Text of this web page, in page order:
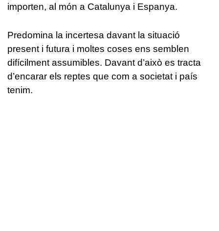
importen, al món a Catalunya i Espanya.
Predomina la incertesa davant la situació
present i futura i moltes coses ens semblen
difícilment assumibles. Davant d’això es tracta
d’encarar els reptes que com a societat i país
tenim.